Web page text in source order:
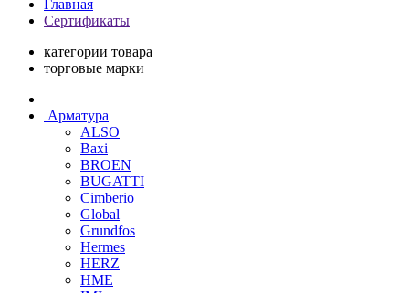
Главная
Сертификаты
категории товара
торговые марки
Арматура
ALSO
Baxi
BROEN
BUGATTI
Cimberio
Global
Grundfos
Hermes
HERZ
HME